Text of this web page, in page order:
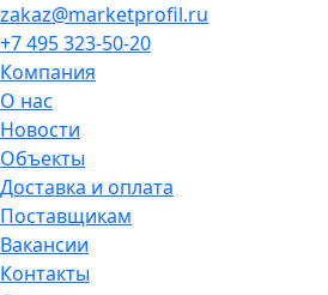
zakaz@marketprofil.ru
+7 495 323-50-20
Компания
О нас
Новости
Объекты
Доставка и оплата
Поставщикам
Вакансии
Контакты